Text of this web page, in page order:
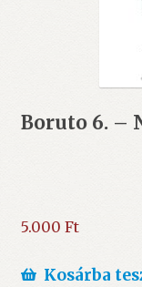
Boruto 6. –
5.000 Ft
Kosárba